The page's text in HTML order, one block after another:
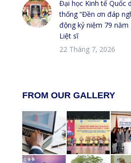
Đại học Kinh tế Quốc
thống “Đền ơn đáp
động kỷ niệm 79
Liệt sĩ
22 Tháng 7, 2026
FROM OUR GALLERY